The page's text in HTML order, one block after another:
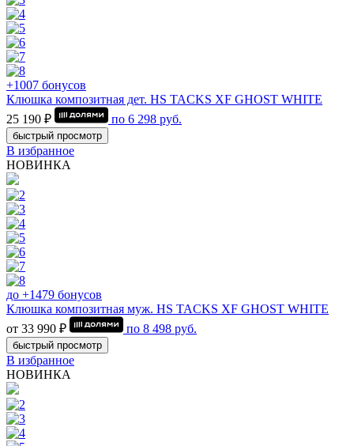
+1007 бонусов
Клюшка композитная дет. HS TACKS XF GHOST WHITE
25 190 ₽
по 6 298 руб.
быстрый просмотр
В избранное
НОВИНКА
до +1479 бонусов
Клюшка композитная муж. HS TACKS XF GHOST WHITE
от 33 990 ₽
по 8 498 руб.
быстрый просмотр
В избранное
НОВИНКА